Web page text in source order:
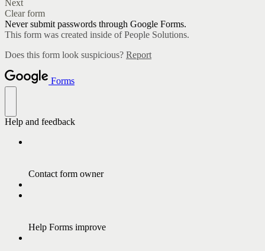
Next
Clear form
Never submit passwords through Google Forms.
This form was created inside of People Solutions.
Does this form look suspicious? Report
Forms
Help and feedback
Contact form owner
Help Forms improve